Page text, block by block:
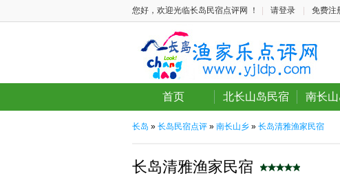
您好，欢迎光临长岛民宿点评网 ！ 请登录 免费注
首页 北长山岛民宿 南长
长岛 » 长岛民宿点评 » 南长山乡 » 长岛清雅渔家民宿
长岛清雅渔家民宿